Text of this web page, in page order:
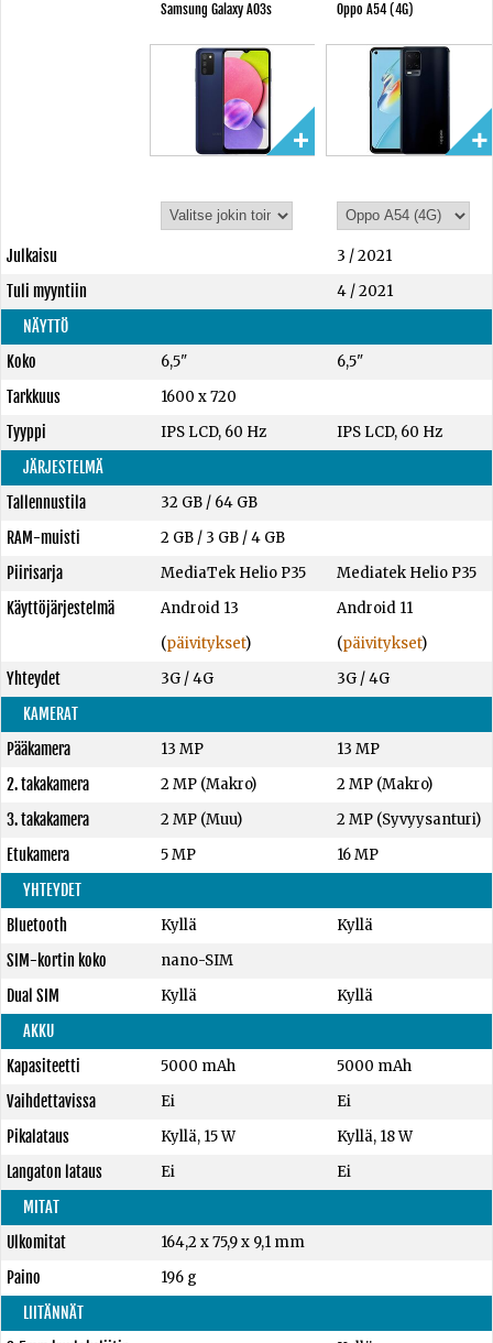
Samsung Galaxy A03s Oppo A54 (4G)
Julkaisu
3 / 2021
Tuli myyntiin
4 / 2021
NÄYTTÖ
Koko
6,5"
6,5"
Tarkkuus
1600 x 720
Tyyppi
IPS LCD, 60 Hz
IPS LCD, 60 Hz
JÄRJESTELMÄ
Tallennustila
32 GB/ 64 GB
RAM-muisti
2 GB/ 3 GB/4 GB
Piirisarja
MediaTek Helio P35
Mediatek Helio P35
Käyttöjärjestelmä
Android 13
(päivitykset)
Android 11
(päivitykset)
Yhteydet
3G / 4G
3G / 4G
KAMERAT
Pääkamera
13 MP
13 MP
2. takakamera
2 MP (Makro)
2 MP (Makro)
3. takakamera
2 MP (Muu)
2 MP (Syvyysanturi)
Etukamera
5 MP
16 MP
YHTEYDET
Bluetooth
Kyllä
Kyllä
SIM-kortin koko
nano-SIM
Dual SIM
Kyllä
Kyllä
AKKU
Kapasiteetti
5000 mAh
5000 mAh
Vaihdettavissa
Ei
Ei
Pikalataus
Kyllä, 15 W
Kyllä, 18 W
Langaton lataus
Ei
Ei
MITAT
Ulkomitat
164,2 x 75,9 x 9,1 mm
Paino
196 g
LIITÄNNÄT